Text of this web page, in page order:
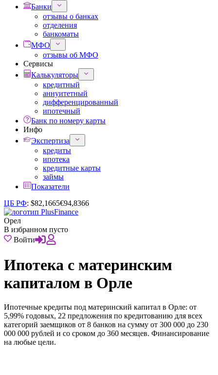
Банки
отзывы о банках
отделения
банкоматы
МФО
отзывы об МФО
Сервисы
Калькуляторы
кредитный
аннуитетный
дифференцированный
ипотечный
Банк по номеру карты
Инфо
Экспертиза
кредиты
ипотека
кредитные карты
займы
Показатели
ЦБ РФ: $82,1665€94,8366
Орел
В избранном пусто
Войти
Ипотека с материнским
капиталом в Орле
Ипотечные кредиты под материнский капитал в Орле: от
5,99% годовых, 22 предложения по кредитованию для всех
категорий заемщиков от 8 банков на сумму от 300 000 до 230
000 000 рублей и со сроком до 360 месяцев. Финансирование
на любые цели.